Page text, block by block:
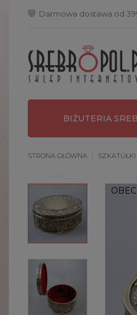
 Darmowa dostawa od
BIŻUTERIA
STRONA GŁÓWNA